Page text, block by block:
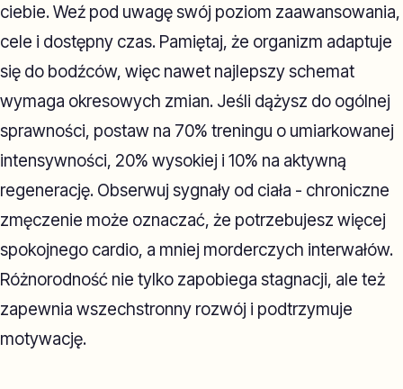
ciebie. Weź pod uwagę swój poziom zaawansowania,
cele i dostępny czas. Pamiętaj, że organizm adaptuje
się do bodźców, więc nawet najlepszy schemat
wymaga okresowych zmian. Jeśli dążysz do ogólnej
sprawności, postaw na 70% treningu o umiarkowanej
intensywności, 20% wysokiej i 10% na aktywną
regenerację. Obserwuj sygnały od ciała - chroniczne
zmęczenie może oznaczać, że potrzebujesz więcej
spokojnego cardio, a mniej morderczych interwałów.
Różnorodność nie tylko zapobiega stagnacji, ale też
zapewnia wszechstronny rozwój i podtrzymuje
motywację.